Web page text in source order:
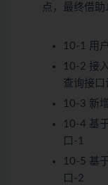
点，最终借
10-1 用
10-2 接
查询接口
10-3 新
10-4 基
口-1
10-5 基
口-2